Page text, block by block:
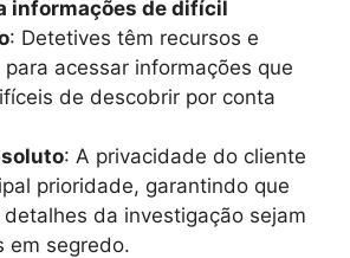
informações de difícil
: Detetives têm recursos e
acessar informações que
de descobrir por conta
: A privacidade do cliente
prioridade, garantindo que
da investigação sejam
em segredo.